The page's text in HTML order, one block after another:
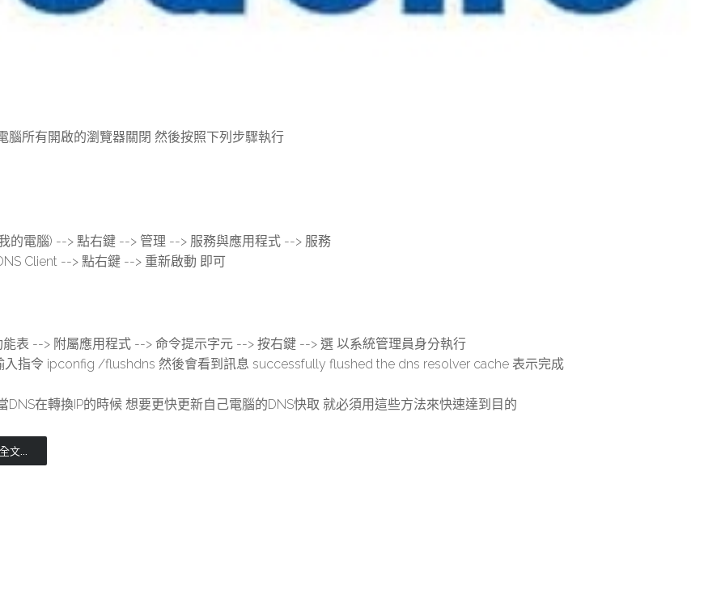
腦所有開啟的瀏覽器關閉 然後按照下列步驟執行
的電腦) --> 點右鍵 --> 管理 --> 服務與應用程式 --> 服務
Client --> 點右鍵 --> 重新啟動 即可
能表 --> 附屬應用程式 --> 命令提示字元 --> 按右鍵 --> 選 以系統管理員身分執行
入指令 ipconfig /flushdns 然後會看到訊息 successfully flushed the dns resolver cache 表示完成
DNS在轉換IP的時候 想要更快更新自己電腦的DNS快取 就必須用這些方法來快速達到目的
文...